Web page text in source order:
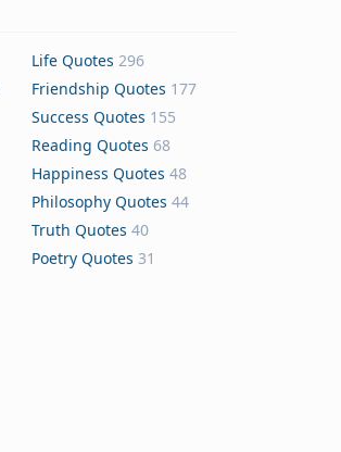
Life Quotes 296
Friendship Quotes 177
Success Quotes 155
Reading Quotes 68
Happiness Quotes 48
Philosophy Quotes 44
Truth Quotes 40
Poetry Quotes 31